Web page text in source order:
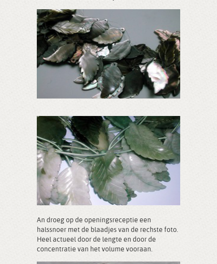
An droeg op de openingsreceptie een
halssnoer met de blaadjes van de rechste foto.
Heel actueel door de lengte en door de
concentratie van het volume vooraan.